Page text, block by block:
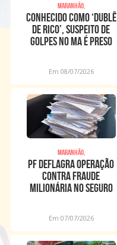
Maranhão,
Conhecido como ‘Dublê
de Rico’, suspeito de
golpes no MA é preso
Em 08/07/2026
Maranhão,
PF deflagra operação
contra fraude
milionária no Seguro
Em 07/07/2026